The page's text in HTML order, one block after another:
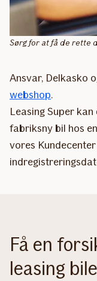
Sørg for at få de rette
Ansvar, Delkasko
webshop.
Leasing Super
fabriksny bil hos
vores
Få en
leasing